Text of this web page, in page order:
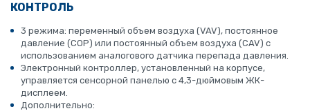
КОНТРОЛЬ
3 режима: переменный объем воздуха (VAV), постоянное
давление (COP) или постоянный объем воздуха (CAV) с
использованием аналогового датчика перепада давления.
Электронный контроллер, установленный на корпусе,
управляется сенсорной панелью с 4,3-дюймовым ЖК-
дисплеем.
Дополнительно: